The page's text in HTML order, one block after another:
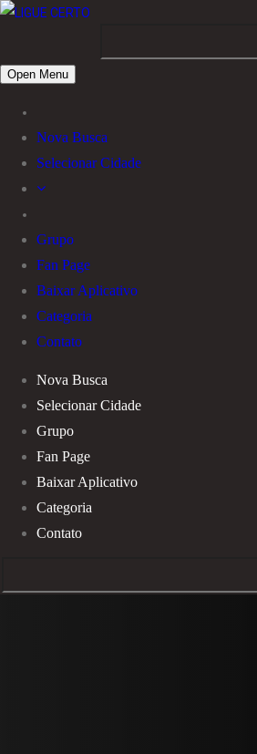
Open Menu
Nova Busca
Selecionar Cidade
Grupo
Fan Page
Baixar Aplicativo
Categoria
Contato
Nova Busca
Selecionar Cidade
Grupo
Fan Page
Baixar Aplicativo
Categoria
Contato